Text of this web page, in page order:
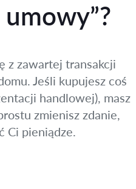
z zawartej transakcji
Jeśli kupujesz coś
handlowej), masz
zmienisz zdanie,
Ci pieniądze.